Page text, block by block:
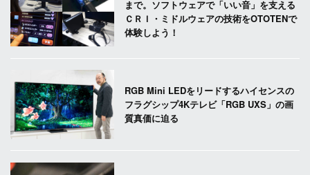
まで。ソフトウェアで「いい音」を支える
ＣＲＩ・ミドルウェアの技術をOTOTENで
体験しよう！
RGB Mini LEDをリードするハイセンスの
フラグシップ4Kテレビ「RGB UXS」の画
質真価に迫る